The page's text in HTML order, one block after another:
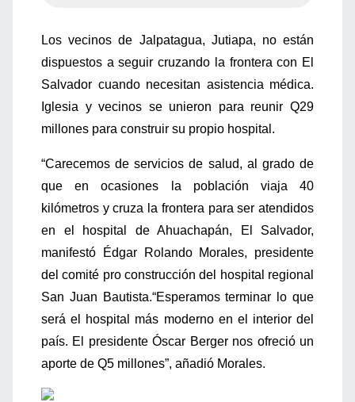
Los vecinos de Jalpatagua, Jutiapa, no están
dispuestos a seguir cruzando la frontera con El
Salvador cuando necesitan asistencia médica.
Iglesia y vecinos se unieron para reunir Q29
millones para construir su propio hospital.
“Carecemos de servicios de salud, al grado de
que en ocasiones la población viaja 40
kilómetros y cruza la frontera para ser atendidos
en el hospital de Ahuachapán, El Salvador,
manifestó Édgar Rolando Morales, presidente
del comité pro construcción del hospital regional
San Juan Bautista.“Esperamos terminar lo que
será el hospital más moderno en el interior del
país. El presidente Óscar Berger nos ofreció un
aporte de Q5 millones”, añadió Morales.